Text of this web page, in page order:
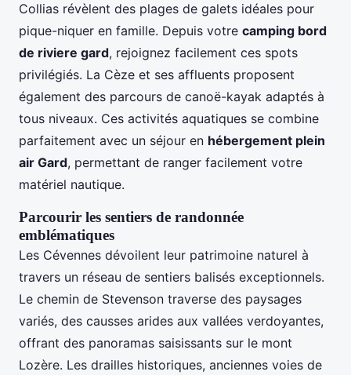
Collias révèlent des plages de galets idéales pour
pique-niquer en famille. Depuis votre camping bord
de riviere gard, rejoignez facilement ces spots
privilégiés. La Cèze et ses affluents proposent
également des parcours de canoë-kayak adaptés à
tous niveaux. Ces activités aquatiques se combine
parfaitement avec un séjour en hébergement plein
air Gard, permettant de ranger facilement votre
matériel nautique.
Parcourir les sentiers de randonnée
emblématiques
Les Cévennes dévoilent leur patrimoine naturel à
travers un réseau de sentiers balisés exceptionnels.
Le chemin de Stevenson traverse des paysages
variés, des causses arides aux vallées verdoyantes,
offrant des panoramas saisissants sur le mont
Lozère. Les drailles historiques, anciennes voies de